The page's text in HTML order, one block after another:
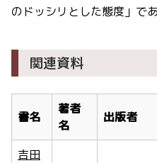
のドッシリとした態度」で
関連資料
書名
著者
名
出版者
吉田